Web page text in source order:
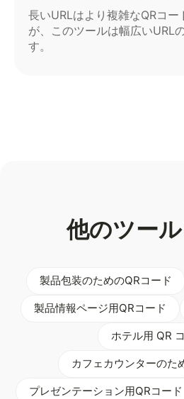
長いURLはより複雑なQRコー
が、このツールは幅広いURL
す。
他のツー
製品包装のためのQRコード
製品情報ページ用QRコード
ホテル用 QR
カフェカウンターのた
プレゼンテーション用QRコード